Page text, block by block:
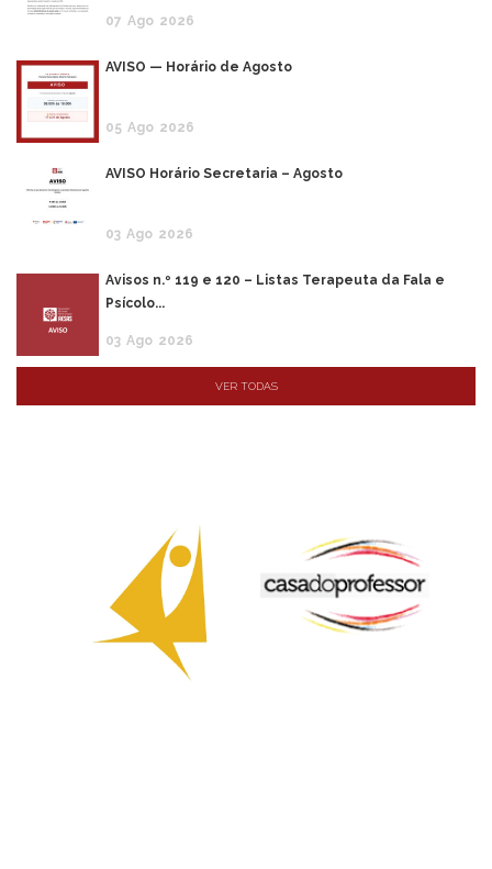
07 Ago 2026
AVISO — Horário de Agosto
05 Ago 2026
AVISO Horário Secretaria – Agosto
03 Ago 2026
Avisos n.º 119 e 120 – Listas Terapeuta da Fala e
Psícolo...
03 Ago 2026
VER TODAS